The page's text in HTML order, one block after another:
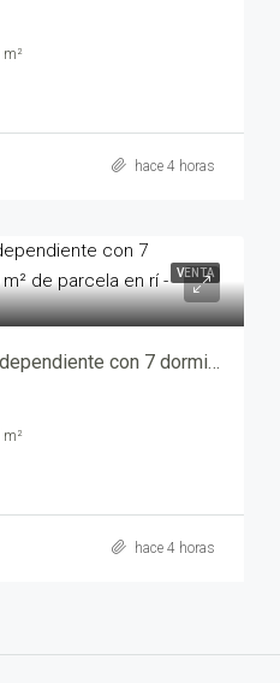
m²
hace 4 horas
VENTA
? Espectacular chalet independiente con 7 dormitorios, piscina y 1.520 m² de parcela en Rí – yechv1216-9080
m²
hace 4 horas